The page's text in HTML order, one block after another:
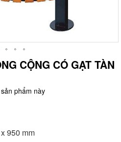
CỘNG CÓ GẠT TÀN
phẩm này
950 mm